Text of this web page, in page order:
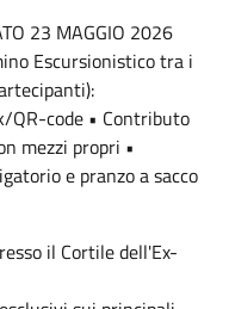
23 MAGGIO 2026
Escursionistico tra i
QR-code • Contributo
mezzi propri •
e pranzo a sacco
il Cortile dell'Ex-